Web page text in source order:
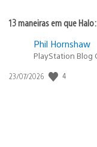
13 maneiras em que
Phil Hornshaw
PlayStation Blog
Data
23/07/2026 4